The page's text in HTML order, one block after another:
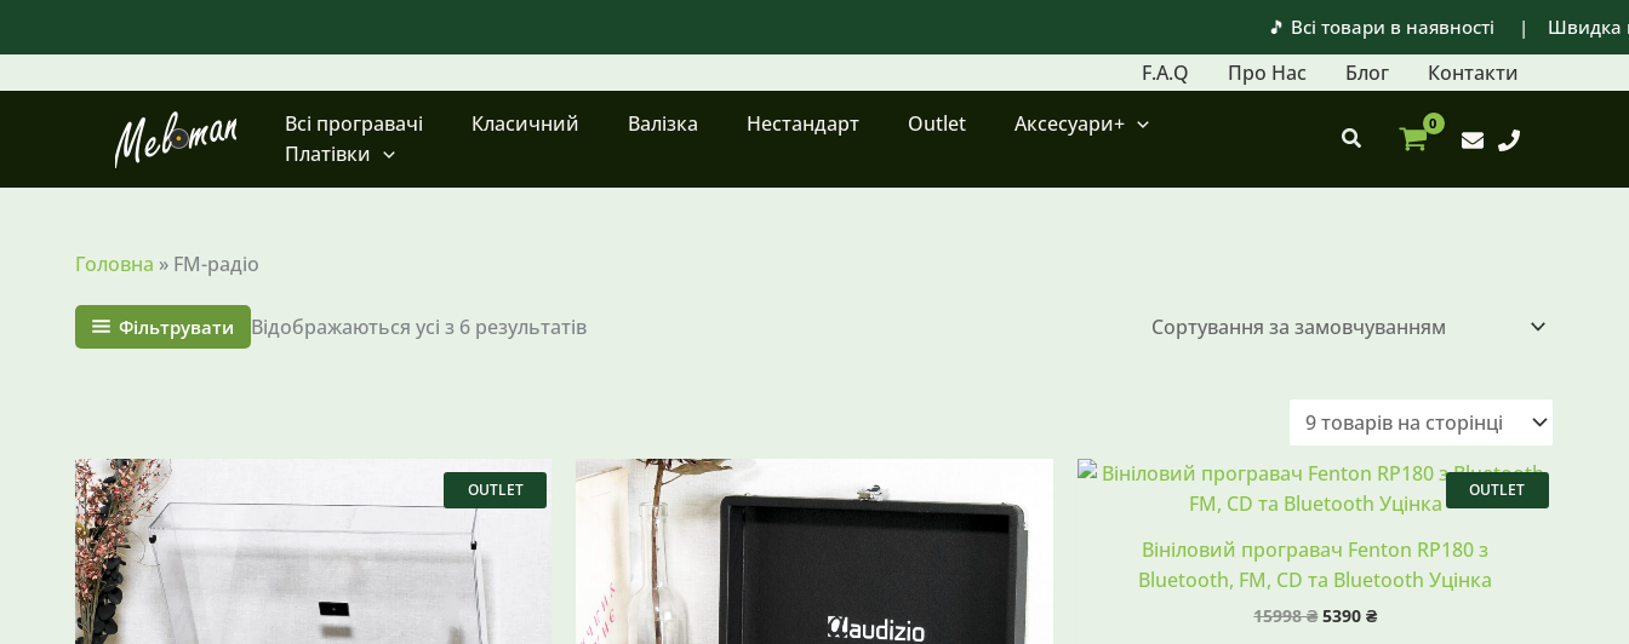
🎵 Всі товари в наявності | Швидка
F.A.Q Про Нас Блог
Контакти
Всі програвачі
Класичний Валізка Нестандарт Outlet
Аксесуари+
Платівки
Пошук
Головна » FM-радіо
Фільтрувати Відображаються усі з 6 результатів
15998 ₴.
Поточна
12590 ₴.
OUTLET
ціна:
4998 ₴.
ціна:
3990 ₴.
Вініловий програвач Fenton RP180 з
Bluetooth, FM, CD та Bluetooth Уцінка
15998₴
Оригінальна
ціна:
15998 ₴.
5390₴
Поточна
5390 ₴.
OUTLET